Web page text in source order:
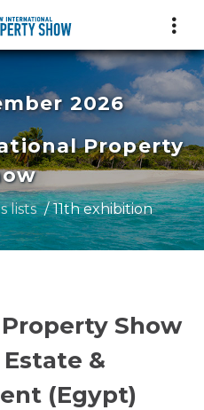
2026
Property
lists 11th exhibition
Show
&
(Egypt)